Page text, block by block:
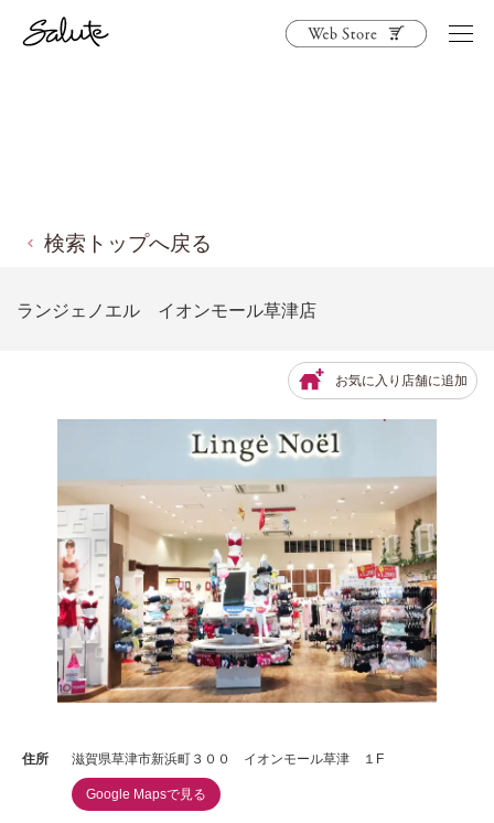
検索トップへ戻る
ランジェノエル イオンモール草津店
お気に入り店舗に追加
住所 滋賀県草津市新浜町３００ イオンモール草津 １F
Google Mapsで見る